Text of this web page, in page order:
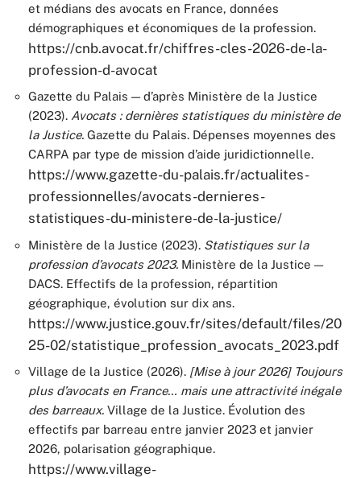
et médians des avocats en France, données
démographiques et économiques de la profession.
https://cnb.avocat.fr/chiffres-cles-2026-de-la-
profession-d-avocat
Gazette du Palais — d’après Ministère de la Justice
(2023). Avocats : dernières statistiques du ministère de
la Justice. Gazette du Palais. Dépenses moyennes des
CARPA par type de mission d’aide juridictionnelle.
https://www.gazette-du-palais.fr/actualites-
professionnelles/avocats-dernieres-
statistiques-du-ministere-de-la-justice/
Ministère de la Justice (2023). Statistiques sur la
profession d’avocats 2023. Ministère de la Justice —
DACS. Effectifs de la profession, répartition
géographique, évolution sur dix ans.
https://www.justice.gouv.fr/sites/default/files/20
25-02/statistique_profession_avocats_2023.pdf
Village de la Justice (2026). [Mise à jour 2026] Toujours
plus d’avocats en France… mais une attractivité inégale
des barreaux. Village de la Justice. Évolution des
effectifs par barreau entre janvier 2023 et janvier
2026, polarisation géographique.
https://www.village-